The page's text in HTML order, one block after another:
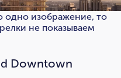
одно изображение, то
не показываем
Downtown